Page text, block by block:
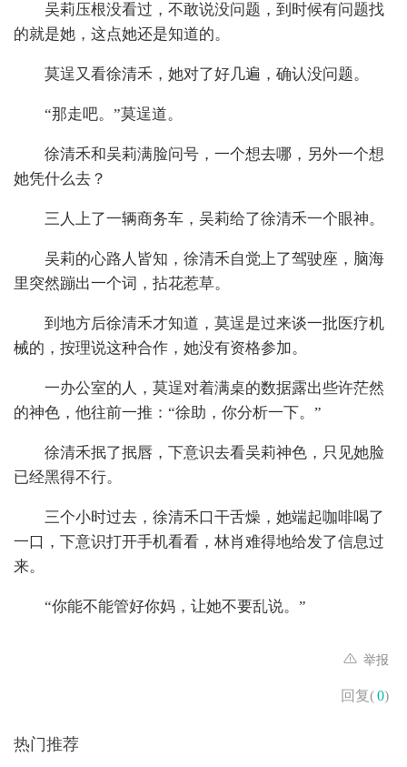
吴莉压根没看过，不敢说没问题，到时候有问题找
的就是她，这点她还是知道的。
莫逞又看徐清禾，她对了好几遍，确认没问题。
“那走吧。”莫逞道。
徐清禾和吴莉满脸问号，一个想去哪，另外一个想
她凭什么去？
三人上了一辆商务车，吴莉给了徐清禾一个眼神。
吴莉的心路人皆知，徐清禾自觉上了驾驶座，脑海
里突然蹦出一个词，拈花惹草。
到地方后徐清禾才知道，莫逞是过来谈一批医疗机
械的，按理说这种合作，她没有资格参加。
一办公室的人，莫逞对着满桌的数据露出些许茫然
的神色，他往前一推：“徐助，你分析一下。”
徐清禾抿了抿唇，下意识去看吴莉神色，只见她脸
已经黑得不行。
三个小时过去，徐清禾口干舌燥，她端起咖啡喝了
一口，下意识打开手机看看，林肖难得地给发了信息过
来。
“你能不能管好你妈，让她不要乱说。”
举报
回复(0)
热门推荐